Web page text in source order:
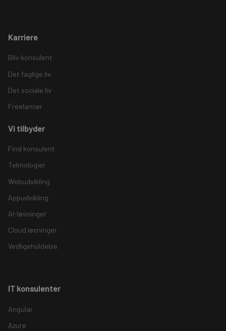
Karriere
Bliv konsulent
Det faglige liv
Det sociale liv
Freelancer
Vi tilbyder
Find konsulent
Teknologier
Webudvikling
Appudvikling
AI-løsninger
Cloud løsninger
Vedligeholdelse
IT konsulenter
Angular
Azure